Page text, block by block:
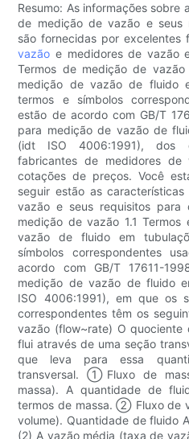
Resumo: As informações
de medição de vazão e seus
são fornecidas por excelentes
vazão e medidores de vazão
Termos de medição de vazão
medição de vazão de fluido
termos e símbolos
estão de acordo com GB/T
para medição de vazão de
(idt ISO 4006:1991), dos
fabricantes de medidores de
cotações de preços. Você
seguir estão as
vazão e seus requisitos para
medição de vazão 1.1
vazão de fluido em
símbolos correspondentes
acordo com GB/T 17611-
medição de vazão de fluido
ISO 4006:1991), em que os
correspondentes têm os
vazão (flow~rate) O
flui através de uma seção
que leva para essa
transversal. ①Fluxo de
massa). A quantidade de
termos de massa. ② Fluxo de
volume). Quantidade de fluido
(2) A vazão média (taxa de